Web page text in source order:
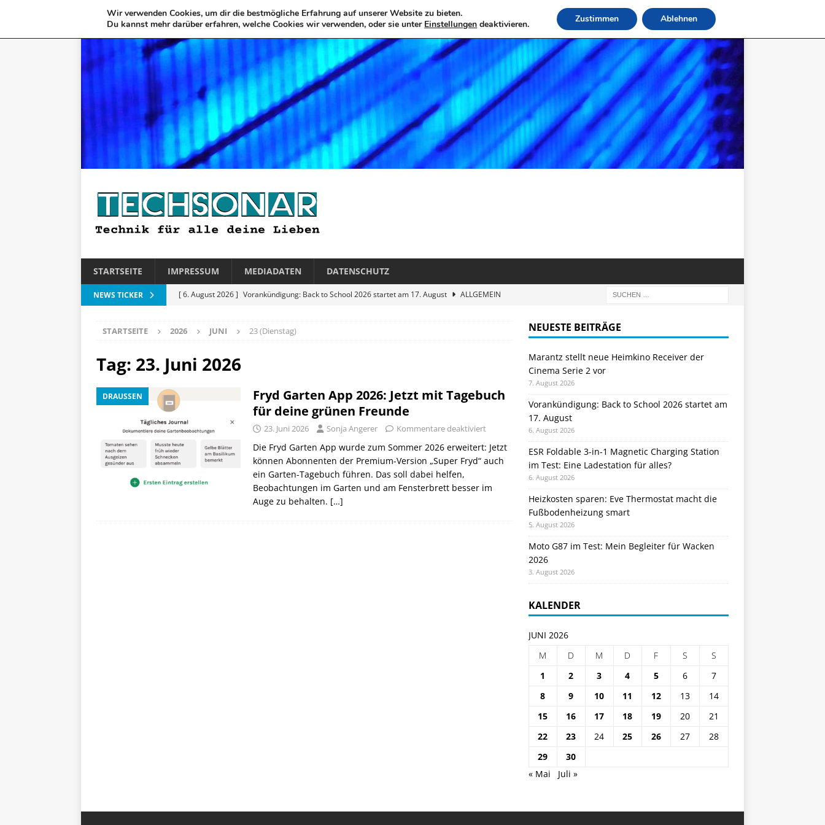
STARTSEITE IMPRESSUM MEDIADATEN DATENSCHUTZ
NEWS TICKER [ 6. August 2026 ] Vorankündigung: Back to School 2026 startet am 17. August
ALLGEMEIN
alles?
APPLE
[ 5. August 2026 ]
[ 3. August 2026 ]
Moto G87 im Test: Mein Begleiter für Wacken 2026
TELEFON
[ 7. August 2026 ]
Marantz stellt neue Heimkino Receiver der Cinema Serie 2 vor
STARTSEITE 2026 JUNI 23 (Dienstag)
Tag: 23. Juni 2026
DRAUSSEN
Fryd Garten App 2026: Jetzt mit Tagebuch
für deine grünen Freunde
23. Juni 2026 Sonja Angerer Kommentare deaktiviert
Die Fryd Garten App wurde zum Sommer 2026 erweitert: Jetzt
können Abonnenten der Premium-Version „Super Fryd“ auch
ein Garten-Tagebuch führen. Das soll dabei helfen,
Beobachtungen im Garten und am Fensterbrett besser im
Auge zu behalten. […]
NEUESTE BEITRÄGE
Marantz stellt neue Heimkino Receiver der
Cinema Serie 2 vor
7. August 2026
Vorankündigung: Back to School 2026 startet am
17. August
6. August 2026
ESR Foldable 3-in-1 Magnetic Charging Station
im Test: Eine Ladestation für alles?
6. August 2026
Heizkosten sparen: Eve Thermostat macht die
Fußbodenheizung smart
5. August 2026
Moto G87 im Test: Mein Begleiter für Wacken
2026
3. August 2026
KALENDER
JUNI 2026
M
D M D F S
S
1
2 3 4 5 6
7
8
9 10 11 12 13
14
15
16 17 18 19 20
21
22
23 24 25 26 27
28
29
30
« Mai
Juli »
Wir verwenden Cookies, um dir die bestmögliche Erfahrung auf unserer Website zu bieten.
Du kannst mehr darüber erfahren, welche Cookies wir verwenden, oder sie unter Einstellungen deaktivieren. Zustimmen Ablehnen